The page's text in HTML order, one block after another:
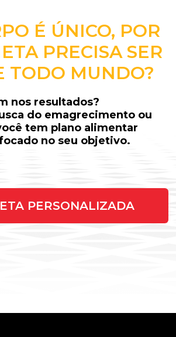
É ÚNICO, POR
PRECISA SER
TODO MUNDO?
nos resultados?
do emagrecimento ou
tem plano alimentar
no seu objetivo.
PERSONALIZADA